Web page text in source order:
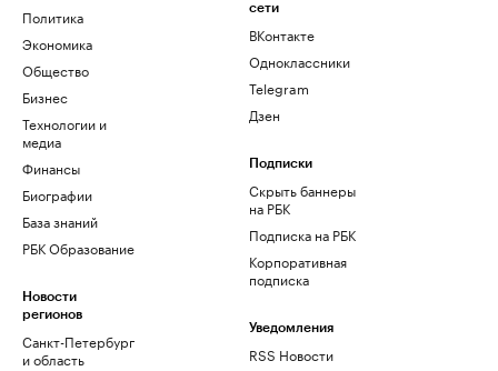
Политика
Экономика
Общество
Бизнес
Технологии и
медиа
Финансы
Биографии
База знаний
РБК Образование
Новости
регионов
Санкт-Петербург
и область
сети
ВКонтакте
Одноклассники
Telegram
Дзен
Подписки
Скрыть баннеры
на РБК
Подписка на РБК
Корпоративная
подписка
Уведомления
RSS Новости